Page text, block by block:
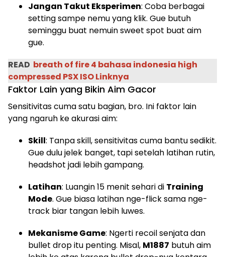
Jangan Takut Eksperimen: Coba berbagai
setting sampe nemu yang klik. Gue butuh
seminggu buat nemuin sweet spot buat aim
gue.
READ breath of fire 4 bahasa indonesia high
compressed PSX ISO Linknya
Faktor Lain yang Bikin Aim Gacor
Sensitivitas cuma satu bagian, bro. Ini faktor lain
yang ngaruh ke akurasi aim:
Skill: Tanpa skill, sensitivitas cuma bantu sedikit.
Gue dulu jelek banget, tapi setelah latihan rutin,
headshot jadi lebih gampang.
Latihan: Luangin 15 menit sehari di Training
Mode. Gue biasa latihan nge-flick sama nge-
track biar tangan lebih luwes.
Mekanisme Game: Ngerti recoil senjata dan
bullet drop itu penting. Misal, M1887 butuh aim